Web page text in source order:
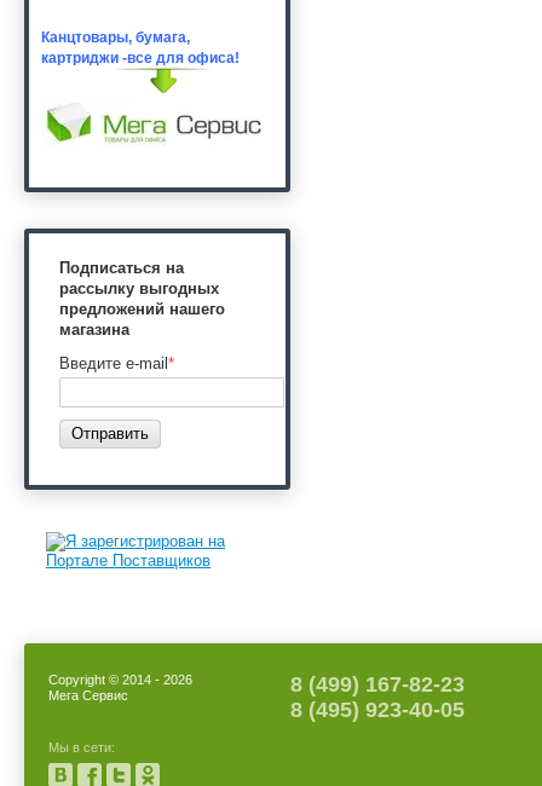
Канцтовары, бумага,
картриджи -все для офиса!
Подписаться на
рассылку выгодных
предложений нашего
магазина
Введите e-mail *
Отправить
Copyright © 2014 - 2026
Мега Сервис
Мы в сети:
8 (499) 167-82-23
8 (495) 923-40-05